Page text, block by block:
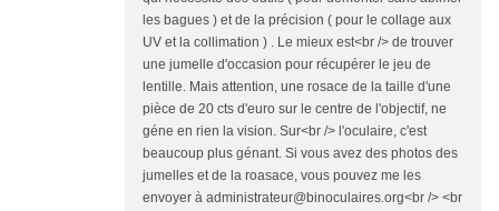
les bagues ) et de la précision ( pour le collage aux
UV et la collimation ) . Le mieux est<br /> de trouver
une jumelle d'occasion pour récupérer le jeu de
lentille. Mais attention, une rosace de la taille d'une
pièce de 20 cts d'euro sur le centre de l'objectif, ne
géne en rien la vision. Sur<br /> l'oculaire, c'est
beaucoup plus génant. Si vous avez des photos des
jumelles et de la roasace, vous pouvez me les
envoyer à administrateur@binoculaires.org<br /> <br